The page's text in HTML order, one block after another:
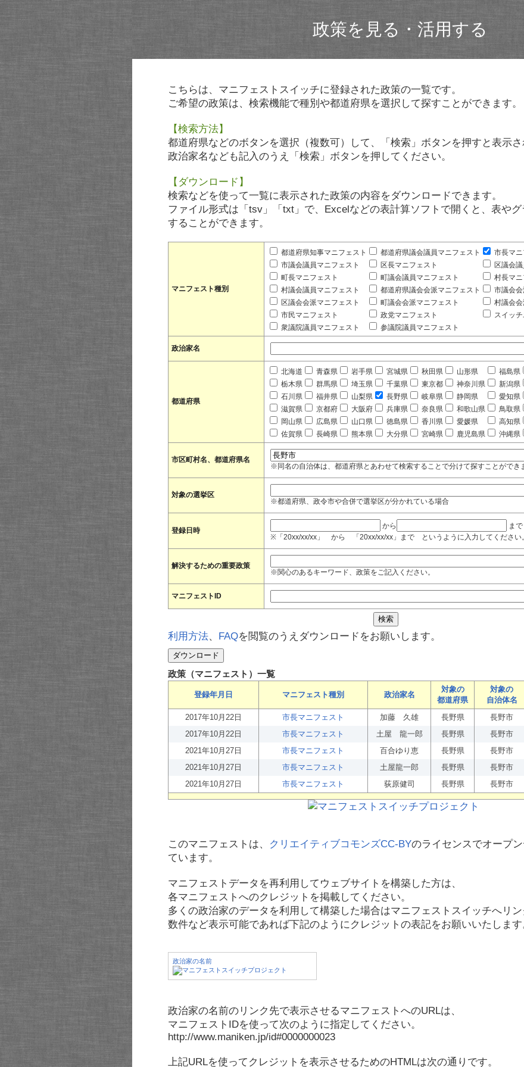
政策を見る・活用する
こちらは、マニフェストスイッチに登録された政策の一覧です。
ご希望の政策は、検索機能で種別や都道府県を選択して探すことができます。
【検索方法】
都道府県などのボタンを選択（複数可）して、「検索」ボタンを押すと表示さ
政治家名なども記入のうえ「検索」ボタンを押してください。
【ダウンロード】
検索などを使って一覧に表示された政策の内容をダウンロードできます。
ファイル形式は「tsv」「txt」で、Excelなどの表計算ソフトで開くと、表や
することができます。
マニフェスト種別
都道府県知事マニフェスト 都道府県議会議員マニフェスト
市長マニ
市議会議員マニフェスト
区長マニフェスト
区議会
町長マニフェスト
町議会議員マニフェスト
村長マニ
村議会議員マニフェスト
都道府県議会会派マニフェスト
市議会会
区議会会派マニフェスト
町議会会派マニフェスト
村議会会
市民マニフェスト
政党マニフェスト
スイッ
衆議院議員マニフェスト
参議院議員マニフェスト
政治家名
都道府県
北海道 青森県 岩手県 宮城県 秋田県 山形県 福島県
栃木県
群馬県 埼玉県 千葉県 東京都 神奈川県 新潟県
石川県
福井県 山梨県 長野県 岐阜県 静岡県 愛知県
滋賀県
京都府 大阪府 兵庫県 奈良県 和歌山県 鳥取県
岡山県
広島県 山口県 徳島県 香川県 愛媛県 高知県
佐賀県
長崎県 熊本県 大分県 宮崎県 鹿児島県 沖縄県
市区町村名、都道府県名
※同名の自治体は、都道府県とあわせて検索することで分けて探すことができ
対象の選挙区
※都道府県、政令市や合併で選挙区が分かれている場合
登録日時
から
まで
※「20xx/xx/xx」 から 「20xx/xx/xx」まで というように入力してください。
解決するための重要政策
※関心のあるキーワード、政策をご記入ください。
マニフェストID
利用方法、 FAQを閲覧のうえダウンロードをお願いします。
政策（マニフェスト）一覧
登録年月日 マニフェスト種別 政治家名
対象の
都道府県
対象の
自治体名
2017年10月22日
市長マニフェスト 加藤 久雄 長野県 長野市
2017年10月22日
市長マニフェスト 土屋 龍一郎 長野県 長野市
2021年10月27日
市長マニフェスト 百合ゆり恵 長野県 長野市
2021年10月27日
市長マニフェスト 土屋龍一郎 長野県 長野市
2021年10月27日
市長マニフェスト 荻原健司 長野県 長野市
このマニフェストは、 クリエイティブコモンズCC-BYのライセンスでオープ
ています。
マニフェストデータを再利用してウェブサイトを構築した方は、
各マニフェストへのクレジットを掲載してください。
多くの政治家のデータを利用して構築した場合はマニフェストスイッチへリン
数件など表示可能であれば下記のようにクレジットの表記をお願いいたします
政治家の名前
政治家の名前のリンク先で表示させるマニフェストへのURLは、
マニフェストIDを使って次のように指定してください。
http://www.maniken.jp/id#0000000023
上記URLを使ってクレジットを表示させるためのHTMLは次の通りです。